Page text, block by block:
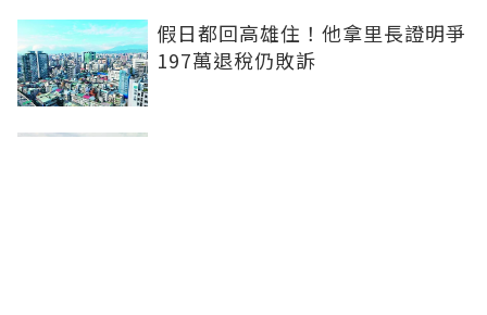
假日都回高雄住！他拿里長證明爭
197萬退稅仍敗訴